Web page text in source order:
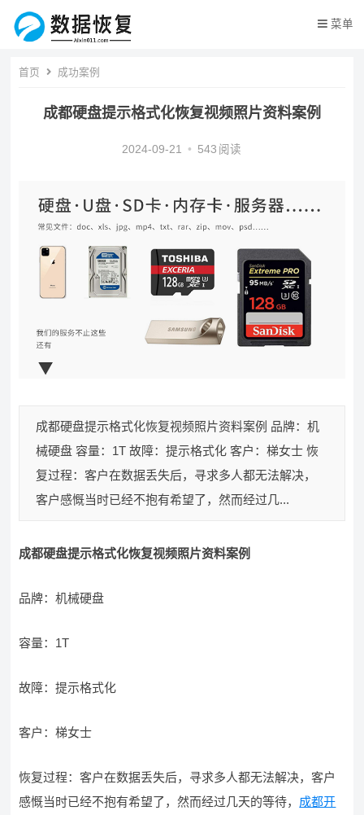
菜单
首页 成功案例
成都硬盘提示格式化恢复视频照片资料案例
2024-09-21 • 543 阅读
成都硬盘提示格式化恢复视频照片资料案例 品牌：机
械硬盘 容量：1T 故障：提示格式化 客户：梯女士 恢
复过程：客户在数据丢失后，寻求多人都无法解决，
客户感慨当时已经不抱有希望了，然而经过几...
成都硬盘提示格式化恢复视频照片资料案例
品牌：机械硬盘
容量：1T
故障：提示格式化
客户：梯女士
恢复过程：客户在数据丢失后，寻求多人都无法解决，客户
感慨当时已经不抱有希望了，然而经过几天的等待， 成都开